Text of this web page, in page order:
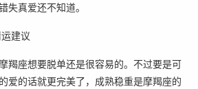
失真爱还不知道。
建议
座想要脱单还是很容易的。不过要是可
爱的话就更完美了，成熟稳重是摩羯座的